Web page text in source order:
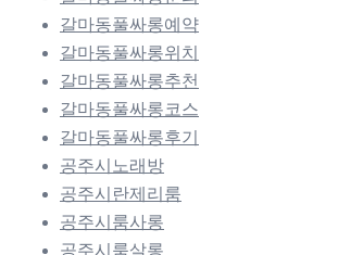
갈마동풀싸롱예약
갈마동풀싸롱위치
갈마동풀싸롱추천
갈마동풀싸롱코스
갈마동풀싸롱후기
공주시노래방
공주시란제리룸
공주시룸사롱
공주시룸살롱